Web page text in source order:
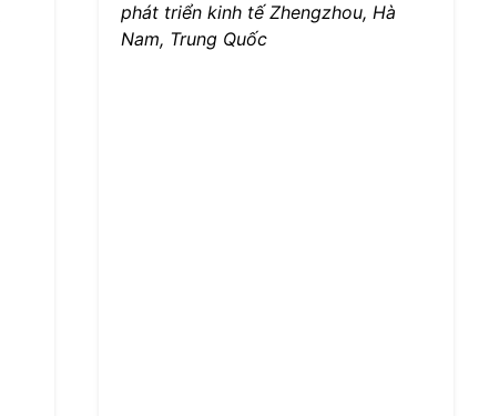
phát triển kinh tế Zhengzhou, Hà
Nam, Trung Quốc